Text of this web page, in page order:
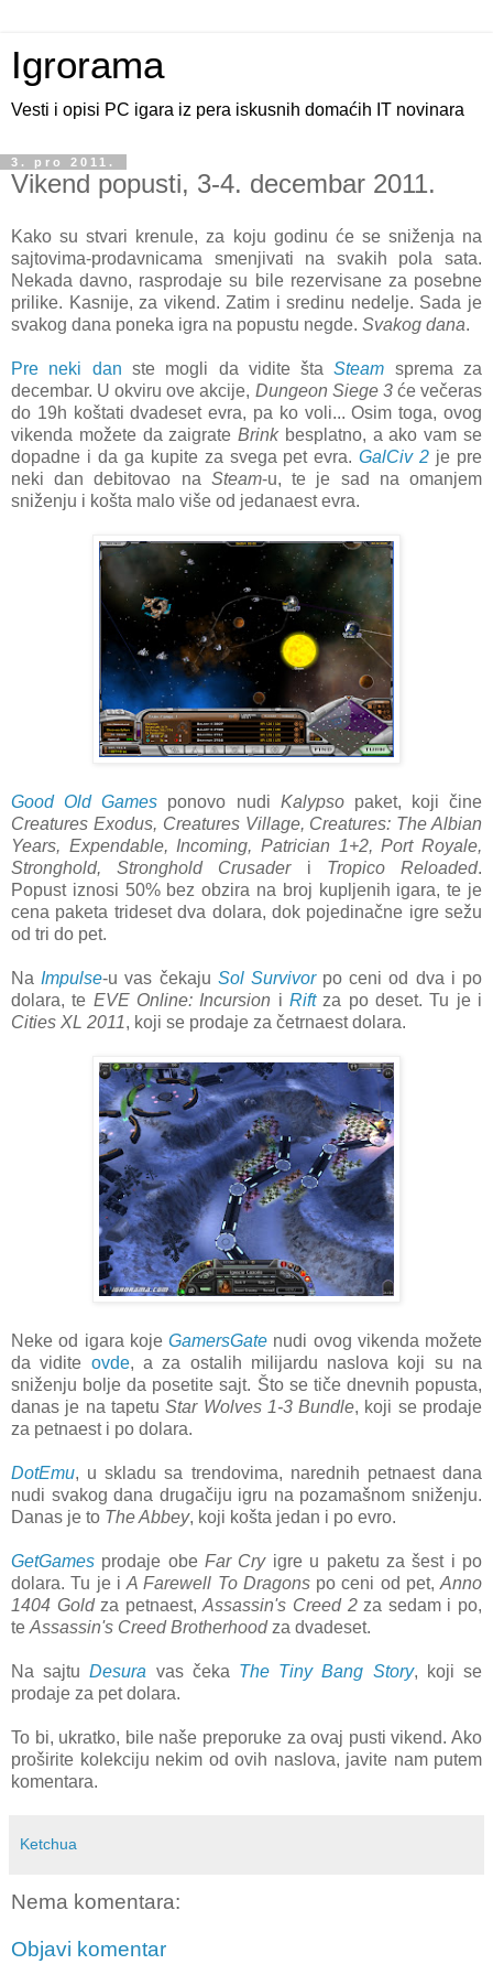
Igrorama
Vesti i opisi PC igara iz pera iskusnih domaćih IT novinara
3. pro 2011.
Vikend popusti, 3-4. decembar 2011.
Kako su stvari krenule, za koju godinu će se sniženja na
sajtovima-prodavnicama smenjivati na svakih pola sata.
Nekada davno, rasprodaje su bile rezervisane za posebne
prilike. Kasnije, za vikend. Zatim i sredinu nedelje. Sada je
svakog dana poneka igra na popustu negde. Svakog dana.
Pre neki dan ste mogli da vidite štaSteam sprema za
decembar. U okviru ove akcije, Dungeon Siege 3će večeras
do 19h koštati dvadeset evra, pa ko voli... Osim toga, ovog
vikenda možete da zaigrateBrinkbesplatno, a ako vam se
dopadne i da ga kupite za svega pet evra.GalCiv 2 je pre
neki dan debitovao na Steam-u, te je sad na omanjem
sniženju i košta malo više od jedanaest evra.
Good Old Games ponovo nudi Kalypsopaket, koji čine
Creatures Exodus, Creatures Village, Creatures: The Albian
Years, Expendable, Incoming, Patrician 1+2, Port Royale,
Stronghold, Stronghold Crusaderi Tropico Reloaded.
Popust iznosi 50% bez obzira na broj kupljenih igara, te je
cena paketa trideset dva dolara, dok pojedinačne igre sežu
od tri do pet.
Na Impulse-u vas čekaju Sol Survivorpo ceni od dva i po
dolara, te EVE Online: Incursion iRiftza po deset. Tu je i
Cities XL 2011, koji se prodaje za četrnaest dolara.
Neke od igara koje GamersGate nudi ovog vikenda možete
da vidite ovde, a za ostalih milijardu naslova koji su na
sniženju bolje da posetite sajt. Što se tiče dnevnih popusta,
danas je na tapetuStar Wolves 1-3 Bundle, koji se prodaje
za petnaest i po dolara.
DotEmu, u skladu sa trendovima, narednih petnaest dana
nudi svakog dana drugačiju igru na pozamašnom sniženju.
Danas je to The Abbey, koji košta jedan i po evro.
GetGames prodaje obeFar Cryigre u paketu za šest i po
dolara. Tu je i A Farewell To Dragonspo ceni od pet, Anno
1404 Goldza petnaest,Assassin's Creed 2za sedam i po,
te Assassin's Creed Brotherhoodza dvadeset.
Na sajtuDesura vas čeka The Tiny Bang Story, koji se
prodaje za pet dolara.
To bi, ukratko, bile naše preporuke za ovaj pusti vikend. Ako
proširite kolekciju nekim od ovih naslova, javite nam putem
komentara.
Ketchua
Nema komentara:
Objavi komentar